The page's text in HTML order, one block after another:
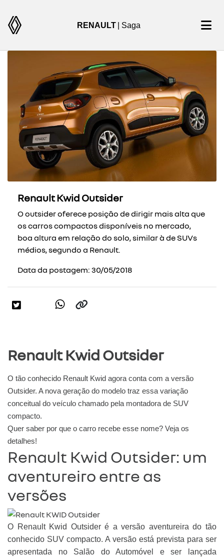
RENAULT | Saga
Renault Kwid Outsider
O outsider oferece posição de dirigir mais alta que
os carros compactos disponíveis no mercado,
boa altura em relação do solo, similar à de SUVs
médios, segundo a Renault.
Data da postagem: 30/05/2018
Renault Kwid Outsider
O tão conhecido Renault Kwid agora conta com a versão
Outsider. A nova geração do modelo traz essa variação
conceitual do veículo chamado pela montadora de SUV
compacto.
Quer saber por que o carro recebe esse nome? Veja os
detalhes!
Renault Kwid Outsider: um
aventureiro entre as
versões
O Renault Kwid Outsider é a versão aventureira do tão
conhecido SUV compacto. A versão está prevista para ser
apresentada no Salão do Automóvel e ser lançada